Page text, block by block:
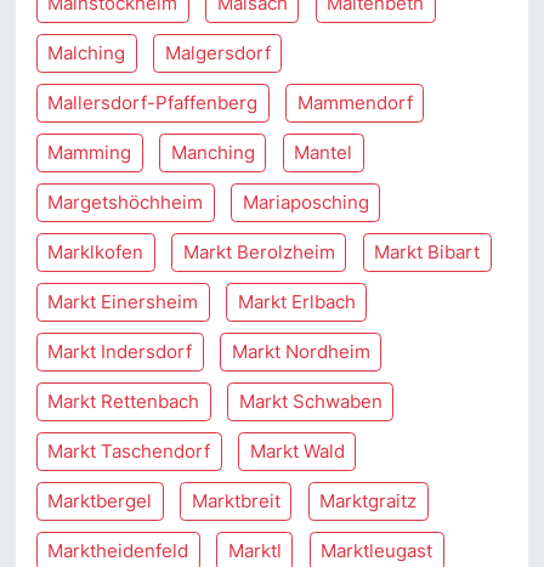
Malching Malgersdorf
Mallersdorf-Pfaffenberg Mammendorf
Mamming Manching Mantel
Margetshöchheim Mariaposching
Marklkofen Markt Berolzheim Markt Bibart
Markt Einersheim Markt Erlbach
Markt Indersdorf Markt Nordheim
Markt Rettenbach Markt Schwaben
Markt Taschendorf Markt Wald
Marktbergel Marktbreit Marktgraitz
Marktheidenfeld Marktl Marktleugast